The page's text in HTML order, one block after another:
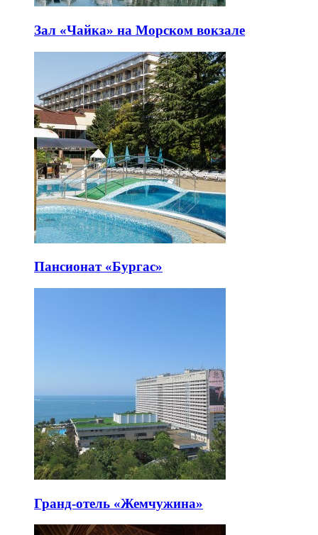
Зал «Чайка» на Морском вокзале
Пансионат «Бургас»
Гранд-отель «Жемчужина»